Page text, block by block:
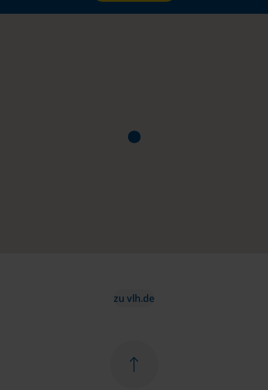
zu vlh.de